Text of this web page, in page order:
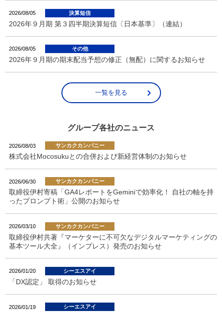
2026/08/05 決算短信
2026年９月期 第３四半期決算短信〔日本基準〕（連結）
2026/08/05 その他
2026年９月期の期末配当予想の修正（無配）に関するお知らせ
一覧を見る
グループ各社のニュース
2026/08/03 サンカクカンパニー
株式会社Mocosukuとの合併および新経営体制のお知らせ
2026/06/30 サンカクカンパニー
取締役伊村寄稿「GA4レポートをGeminiで効率化！ 自社の軸を持
ったプロンプト術」公開のお知らせ
2026/03/10 サンカクカンパニー
取締役伊村共著『マーケターに不可欠なデジタルマーケティングの
基本ツール大全』（インプレス）発売のお知らせ
2026/01/20 シーエスアイ
「DX認定」 取得のお知らせ
2026/01/19 シーエスアイ